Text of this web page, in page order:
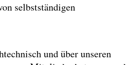
selbstständigen
und über unseren